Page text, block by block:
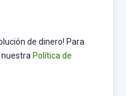
de dinero! Para
Política de